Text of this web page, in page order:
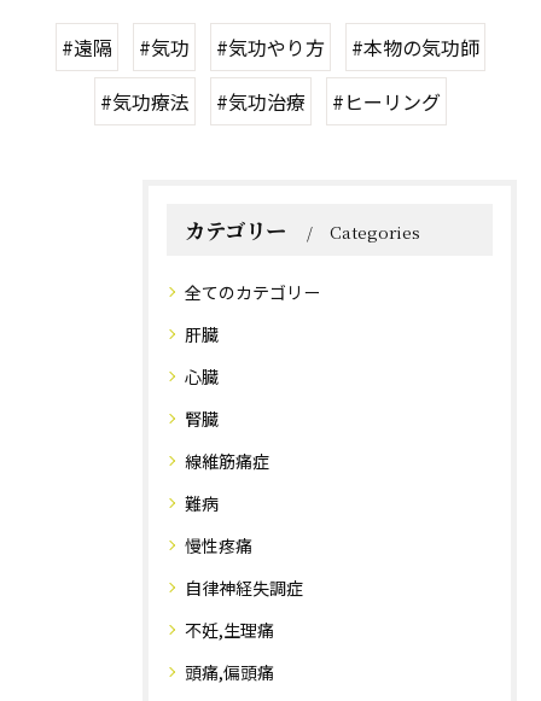
#遠隔 #気功 #気功やり方
#本物の気功師
#気功療法
#気功治療 #ヒーリング
カテゴリー Categories
全てのカテゴリー
肝臓
心臓
腎臓
線維筋痛症
難病
慢性疼痛
自律神経失調症
不妊,生理痛
頭痛,偏頭痛